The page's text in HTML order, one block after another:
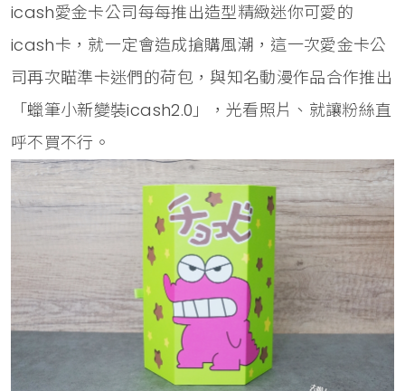
icash愛金卡公司每每推出造型精緻迷你可愛的
icash卡，就一定會造成搶購風潮，這一次愛金卡公
司再次瞄準卡迷們的荷包，與知名動漫作品合作推出
「蠟筆小新變裝icash2.0」，光看照片、就讓粉絲直
呼不買不行。